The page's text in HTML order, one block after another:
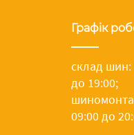
Графік
склад шин:
до 19:00;
09:00 до